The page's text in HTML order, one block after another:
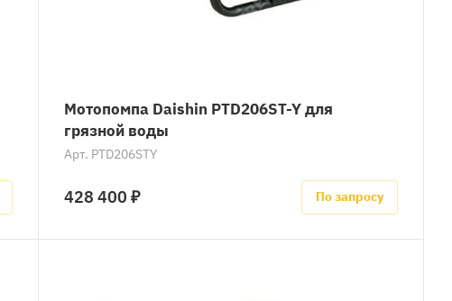
Мотопомпа Daishin PTD206ST-Y для
грязной воды
Арт. PTD206STY
428 400 ₽ По запросу